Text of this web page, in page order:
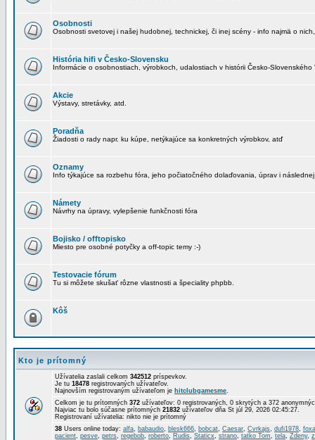
Osobnosti
Osobnosti svetovej i našej hudobnej, technickej, či inej scény - info najmä o
História hifi v Česko-Slovensku
Informácie o osobnostiach, výrobkoch, udalostiach v histórii Česko-Slovenského
Akcie
Výstavy, stretávky, atd.
Poradňa
Žiadosti o rady napr. ku kúpe, netýkajúce sa konkretných výrobkov, atď
Oznamy
Info týkajúce sa rozbehu fóra, jeho počiatočného dolaďovania, úprav i
Námety
Návrhy na úpravy, vylepšenie funkčnosti fóra
Bojisko / offtopisko
Miesto pre osobné potyčky a off-topic temy :-)
Testovacie fórum
Tu si môžete skušať rôzne vlastnosti a špeciality phpbb.
Kôš
Kto je prítomný
Užívatelia zaslali celkom 342512 príspevkov.
Je tu 18478 registrovaných užívateľov.
Najnovším registrovaným užívateľom je hitclubgamesme.
Celkom je tu prítomných 372 užívateľov: 0 registrovaných, 0 skrytých a 372
Najviac tu bolo súčasne prítomných 21832 užívateľov dňa St júl 29, 2026 02:45:27.
Registrovaní užívatelia: nikto nie je prítomný
38 Users online today: alfa, babaudio, blesk666, bobcat, Caesar, Cvrkajs, dufi1978,
pacient, pesve, petrs, regebob, roberto, Rudis, Staticx, strano, tatko Tom, tela, Zdeny,